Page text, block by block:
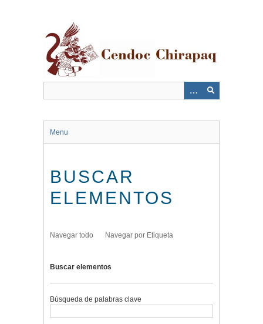
Menu
BUSCAR
ELEMENTOS
Navegar todo Navegar por Etiqueta
Buscar elementos
Búsqueda de palabras clave